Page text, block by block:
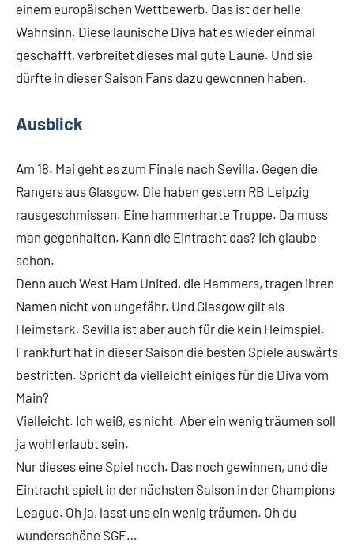
einem europäischen Wettbewerb. Das ist der helle
Wahnsinn. Diese launische Diva hat es wieder einmal
geschafft, verbreitet dieses mal gute Laune. Und sie
dürfte in dieser Saison Fans dazu gewonnen haben.
Ausblick
Am 18. Mai geht es zum Finale nach Sevilla. Gegen die
Rangers aus Glasgow. Die haben gestern RB Leipzig
rausgeschmissen. Eine hammerharte Truppe. Da muss
man gegenhalten. Kann die Eintracht das? Ich glaube
schon.
Denn auch West Ham United, die Hammers, tragen ihren
Namen nicht von ungefähr. Und Glasgow gilt als
Heimstark. Sevilla ist aber auch für die kein Heimspiel.
Frankfurt hat in dieser Saison die besten Spiele auswärts
bestritten. Spricht da vielleicht einiges für die Diva vom
Main?
Vielleicht. Ich weiß, es nicht. Aber ein wenig träumen soll
ja wohl erlaubt sein.
Nur dieses eine Spiel noch. Das noch gewinnen, und die
Eintracht spielt in der nächsten Saison in der Champions
League. Oh ja, lasst uns ein wenig träumen. Oh du
wunderschöne SGE…